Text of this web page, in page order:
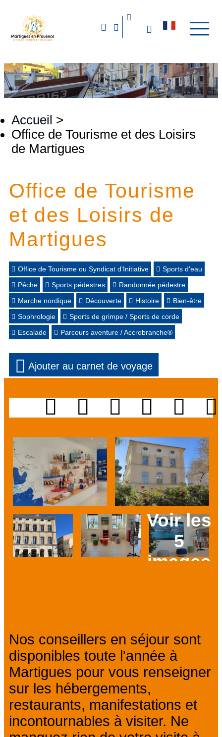
Accueil >
Office de Tourisme et des Loisirs
de Martigues
Office de Tourisme
et des Loisirs de
Martigues
Office de Tourisme ou Syndicat d'Initiative
Sports d'eau
Pêche
Sports pédestres
Randonnée pédestre
Marche nordique
Découverte Histoire
Bien-être
Sophrologie
Sports de grimpe / Sports de corde
Escalade
Parcours aventure / Accrobranche®
Ajouter au carnet de voyage
Voir les
5
images
Nos conseillers en séjour sont
disponibles toute l'année à
Martigues pour vous renseigner
sur les hébergements,
restaurants, manifestations et
incontournables à visiter. Ne